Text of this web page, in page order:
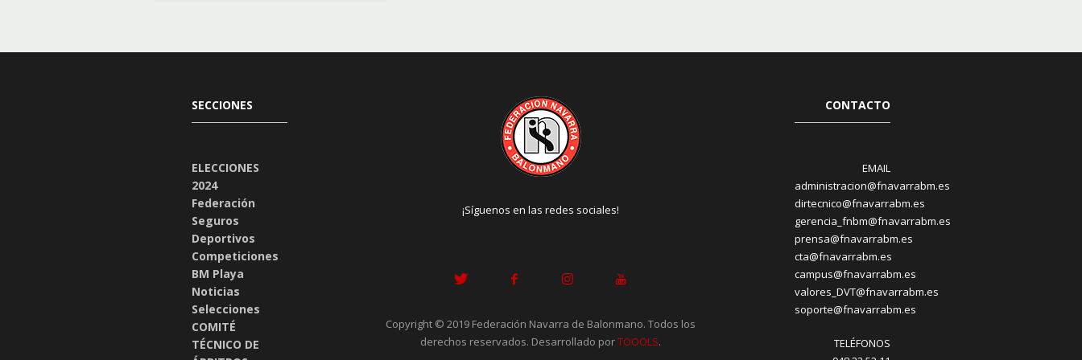
SECCIONES
ELECCIONES
2024
Federación
Seguros
Deportivos
Competiciones
BM Playa
Noticias
Selecciones
COMITÉ
TÉCNICO DE
¡Síguenos en las redes sociales!
Copyright © 2019 Federación Navarra de Balonmano. Todos los
derechos reservados. Desarrollado porTOOOLS.
CONTACTO
EMAIL
administracion@fnavarrabm.es
dirtecnico@fnavarrabm.es
gerencia_fnbm@fnavarrabm.es
prensa@fnavarrabm.es
cta@fnavarrabm.es
campus@fnavarrabm.es
valores_DVT@fnavarrabm.es
soporte@fnavarrabm.es
TELÉFONOS